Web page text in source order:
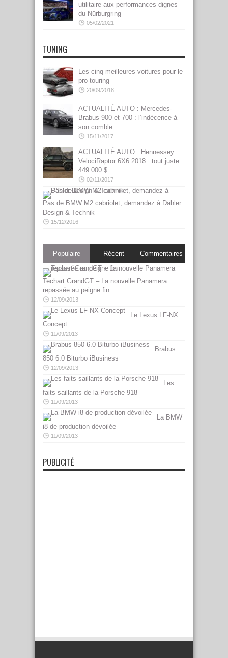
utilitaire aux performances dignes
du Nürburgring
05/02/2021
TUNING
Les cinq meilleures voitures pour le
pro-touring
20/09/2018
ACTUALITÉ AUTO : Mercedes-
Brabus 900 et 700 : l’indécence à
son comble
15/11/2017
ACTUALITÉ AUTO : Hennessey
VelociRaptor 6X6 2018 : tout juste
449 000 $
02/11/2017
Pas de BMW M2 cabriolet, demandez à Dähler
Design & Technik
15/12/2016
Populaire Récent Commentaires
Techart GrandGT – La nouvelle Panamera
repassée au peigne fin
12/09/2013
Le Lexus LF-NX
Concept
11/09/2013
Brabus
850 6.0 Biturbo iBusiness
12/09/2013
Les
faits saillants de la Porsche 918
11/09/2013
La BMW
i8 de production dévoilée
11/09/2013
PUBLICITÉ